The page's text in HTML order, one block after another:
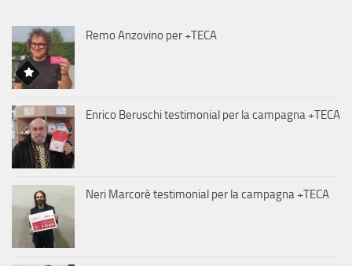
Remo Anzovino per +TECA
Enrico Beruschi testimonial per la campagna +TECA
Neri Marcorè testimonial per la campagna +TECA